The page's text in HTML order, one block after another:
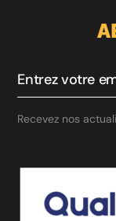
Recevez nos